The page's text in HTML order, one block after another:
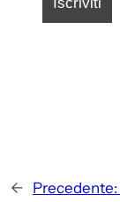
← Precedente: